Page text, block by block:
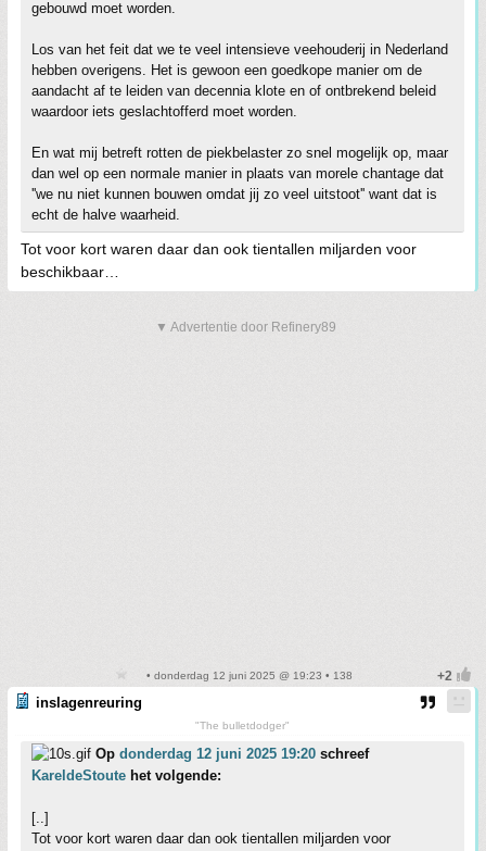
gebouwd moet worden.
Los van het feit dat we te veel intensieve veehouderij in Nederland
hebben overigens. Het is gewoon een goedkope manier om de
aandacht af te leiden van decennia klote en of ontbrekend beleid
waardoor iets geslachtofferd moet worden.
En wat mij betreft rotten de piekbelaster zo snel mogelijk op, maar
dan wel op een normale manier in plaats van morele chantage dat
''we nu niet kunnen bouwen omdat jij zo veel uitstoot'' want dat is
echt de halve waarheid.
Tot voor kort waren daar dan ook tientallen miljarden voor
beschikbaar…
▼ Advertentie door Refinery89
• donderdag 12 juni 2025 @ 19:23 • 138
inslagenreuring
"The bulletdodger"
Op donderdag 12 juni 2025 19:20 schreef
KareldeStoute het volgende:
[..]
Tot voor kort waren daar dan ook tientallen miljarden voor